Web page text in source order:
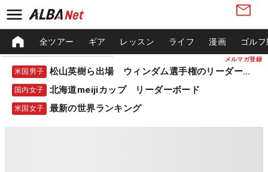
メルマガ登録
全ツアー ギア レッスン ライフ 漫画 ゴル
米国男子 松山英樹ら出場 ウィンダム選手権のリーダーボード
国内女子 北海道meijiカップ リーダーボード
米国女子 最新の世界ランキング